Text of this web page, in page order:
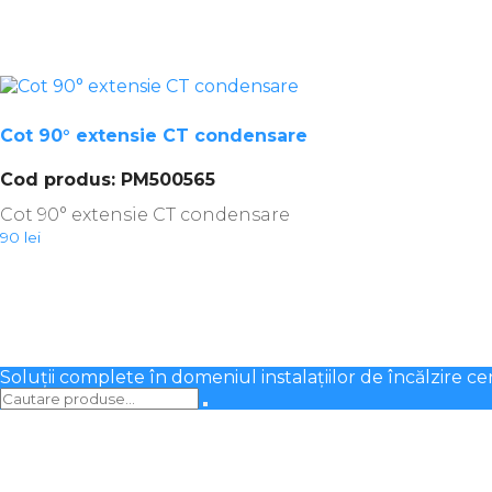
Cot 90° extensie CT condensare
Cod produs: PM500565
Cot 90° extensie CT condensare
90 lei
Soluții complete în domeniul instalațiilor de încălzire